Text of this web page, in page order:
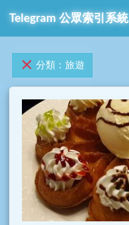
Telegram 公眾索引系統
分類：旅遊